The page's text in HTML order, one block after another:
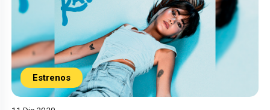
Estrenos